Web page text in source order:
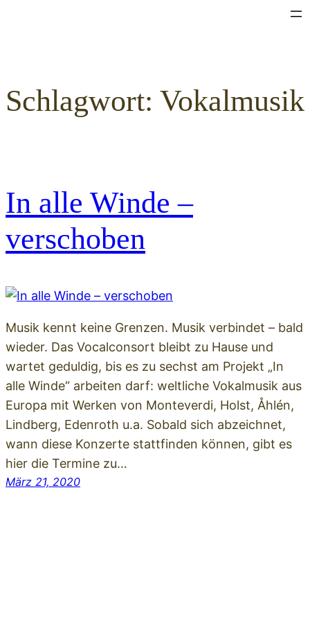
Schlagwort: Vokalmusik
In alle Winde –
verschoben
Musik kennt keine Grenzen. Musik verbindet – bald
wieder. Das Vocalconsort bleibt zu Hause und
wartet geduldig, bis es zu sechst am Projekt „In
alle Winde“ arbeiten darf: weltliche Vokalmusik aus
Europa mit Werken von Monteverdi, Holst, Åhlén,
Lindberg, Edenroth u.a. Sobald sich abzeichnet,
wann diese Konzerte stattfinden können, gibt es
hier die Termine zu…
März 21, 2020